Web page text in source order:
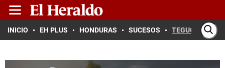
INICIO EH PLUS HONDURAS SUCESOS TEGUCIGALPA